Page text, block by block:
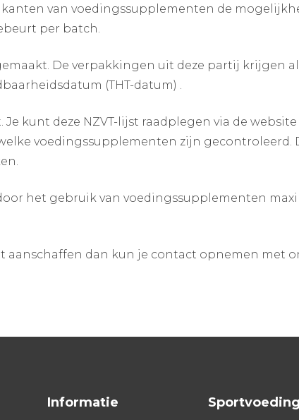
van voedingssupplementen de
per batch.
De verpakkingen uit deze partij krijgen
(THT-datum) .
kunt deze NZVT-lijst raadplegen via de website
voedingssupplementen zijn gecontroleerd.
het gebruik van voedingssupplementen
dan kun je contact opnemen met
Informatie Sportvoeding